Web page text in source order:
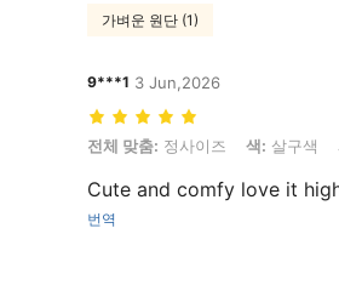
가벼운 원단 (1)
9***1 3 Jun,2026
전체 맞춤: 정사이즈, 색: 살구색, 사이
전체 맞춤: 정사이즈 색: 살구색
Cute and comfy love it
번역